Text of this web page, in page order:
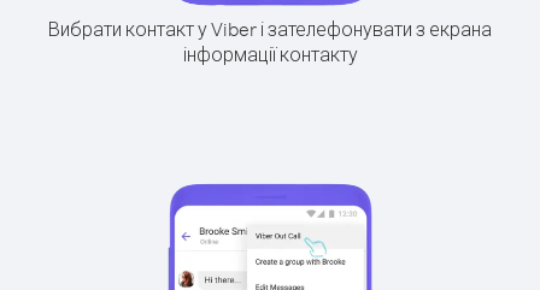
Вибрати контакт у Viber і зателефонувати з екрана
інформації контакту